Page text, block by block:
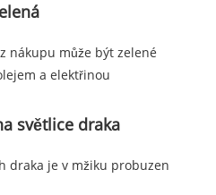
nákupu může být zelené
a elektřinou
světlice draka
draka je v mžiku probuzen